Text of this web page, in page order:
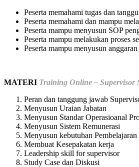
Peserta memahami tugas dan
Peserta memahami dan mampu
Peserta mampu menyusun SOP
Peserta mampu melakukan proses
Peserta mampu menyusun
MATERI Training Online – Supervisor
Peran dan tanggung jawab
Menyusun Uraian Jabatan
Menyusun Standar Operasioanal
Menyusun Sistem Remunerasi
Menyusun kebutuhan Pembelajaran
Membuat Kesepakatan kerja
Leadership skill for supervisor
Study Case dan Diskusi